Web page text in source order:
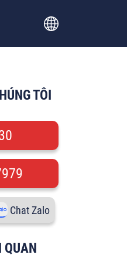
TÔI
Chat Zalo
QUAN